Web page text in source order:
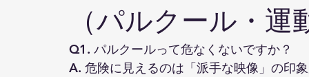
（パルクール・運
Q1. パルクールって危なくないですか？
A. 危険に見えるのは「派手な映像」の印